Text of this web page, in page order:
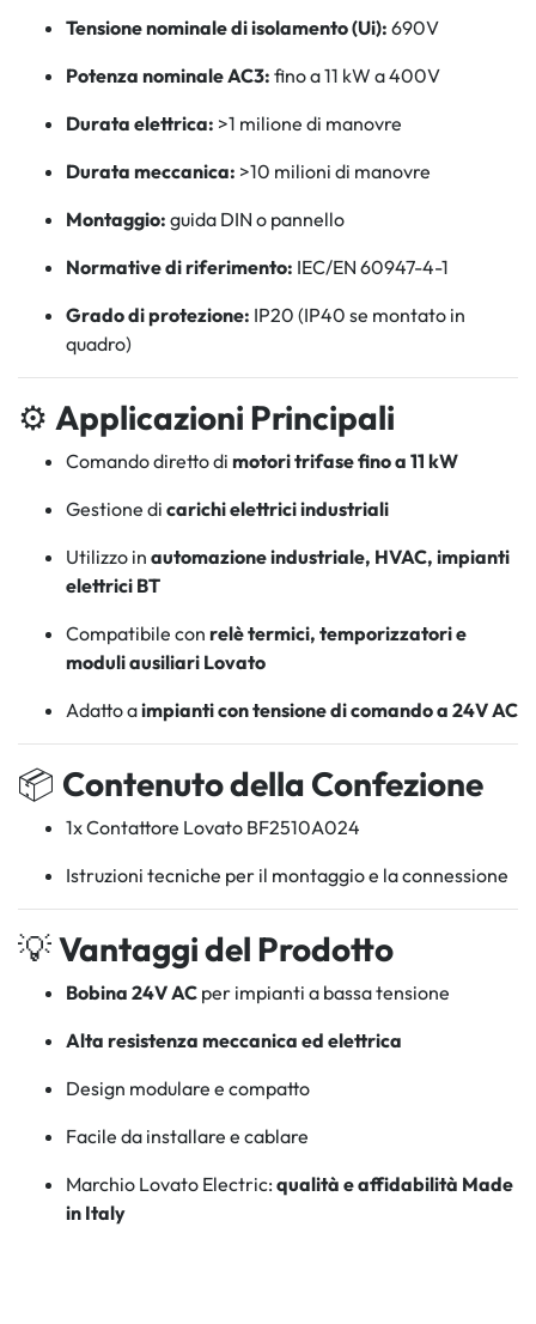
Tensione nominale di isolamento (Ui): 690V
Potenza nominale AC3: fino a 11 kW a 400V
Durata elettrica: >1 milione di manovre
Durata meccanica: >10 milioni di manovre
Montaggio: guida DIN o pannello
Normative di riferimento: IEC/EN 60947-4-1
Grado di protezione: IP20 (IP40 se montato in
quadro)
⚙️ Applicazioni Principali
Comando diretto di motori trifase fino a 11 kW
Gestione di carichi elettrici industriali
Utilizzo in automazione industriale, HVAC, impianti
elettrici BT
Compatibile con relè termici, temporizzatori e
moduli ausiliari Lovato
Adatto aimpianti con tensione di comando a 24V AC
📦 Contenuto della Confezione
1x Contattore Lovato BF2510A024
Istruzioni tecniche per il montaggio e la connessione
💡Vantaggi del Prodotto
Bobina 24V AC per impianti a bassa tensione
Alta resistenza meccanica ed elettrica
Design modulare e compatto
Facile da installare e cablare
Marchio Lovato Electric: qualità e affidabilità Made
in Italy